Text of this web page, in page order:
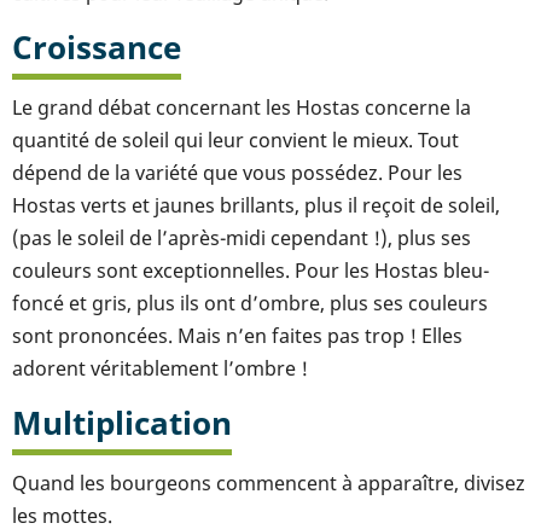
Croissance
Le grand débat concernant les Hostas concerne la
quantité de soleil qui leur convient le mieux. Tout
dépend de la variété que vous possédez. Pour les
Hostas verts et jaunes brillants, plus il reçoit de soleil,
(pas le soleil de l’après-midi cependant !), plus ses
couleurs sont exceptionnelles. Pour les Hostas bleu-
foncé et gris, plus ils ont d’ombre, plus ses couleurs
sont prononcées. Mais n’en faites pas trop ! Elles
adorent véritablement l’ombre !
Multiplication
Quand les bourgeons commencent à apparaître, divisez
les mottes.